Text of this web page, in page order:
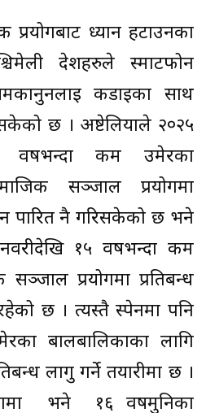
प्रयोगबाट ध्यान हटाउनका
देशहरुले स्मार्टफोन
कडाईका साथ
छ । अष्टेलियाले २०२५
वर्षभन्दा कम उमेरका
सञ्जाल प्रयोगमा
पारित नै गरिसकेको छ भने
१५ वर्षभन्दा कम
प्रयोगमा प्रतिबन्ध
छ । त्यस्तै स्पेनमा पनि
बालबालिकाका लागि
लागु गर्ने तयारीमा छ ।
भने १६ वर्षमुनिका